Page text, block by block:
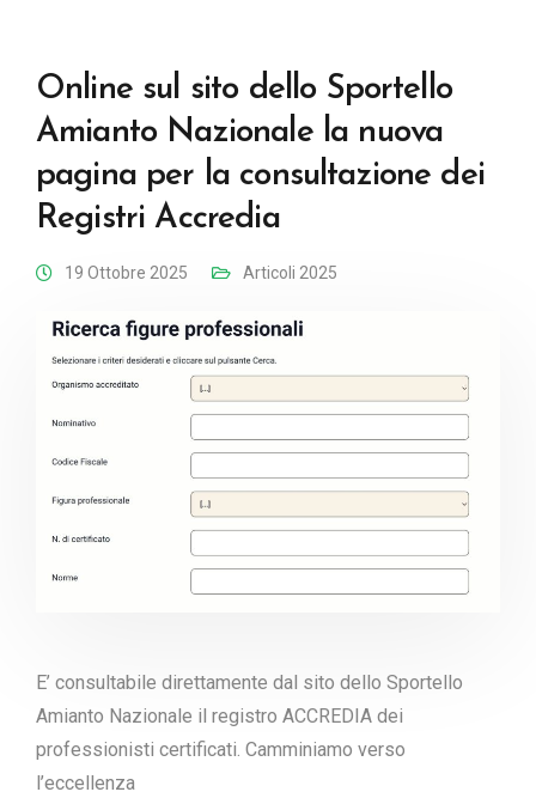
Online sul sito dello Sportello
Amianto Nazionale la nuova
pagina per la consultazione dei
Registri Accredia
19 Ottobre 2025 Articoli 2025
E’ consultabile direttamente dal sito dello Sportello
Amianto Nazionale il registro ACCREDIA dei
professionisti certificati. Camminiamo verso
l’eccellenza